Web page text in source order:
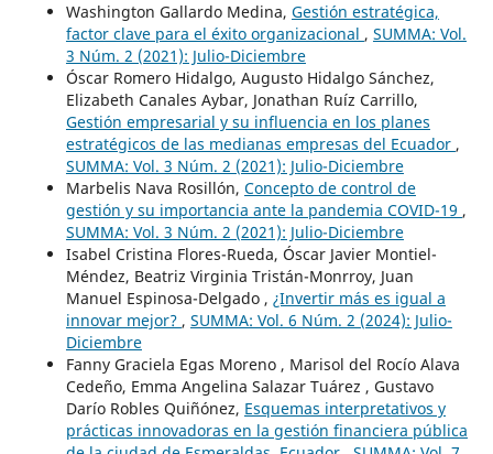
Washington Gallardo Medina, Gestión estratégica,
factor clave para el éxito organizacional , SUMMA: Vol.
3 Núm. 2 (2021): Julio-Diciembre
Óscar Romero Hidalgo, Augusto Hidalgo Sánchez,
Elizabeth Canales Aybar, Jonathan Ruíz Carrillo,
Gestión empresarial y su influencia en los planes
estratégicos de las medianas empresas del Ecuador ,
SUMMA: Vol. 3 Núm. 2 (2021): Julio-Diciembre
Marbelis Nava Rosillón, Concepto de control de
gestión y su importancia ante la pandemia COVID-19 ,
SUMMA: Vol. 3 Núm. 2 (2021): Julio-Diciembre
Isabel Cristina Flores-Rueda, Óscar Javier Montiel-
Méndez, Beatriz Virginia Tristán-Monrroy, Juan
Manuel Espinosa-Delgado , ¿Invertir más es igual a
innovar mejor? , SUMMA: Vol. 6 Núm. 2 (2024): Julio-
Diciembre
Fanny Graciela Egas Moreno , Marisol del Rocío Alava
Cedeño, Emma Angelina Salazar Tuárez , Gustavo
Darío Robles Quiñónez, Esquemas interpretativos y
prácticas innovadoras en la gestión financiera pública